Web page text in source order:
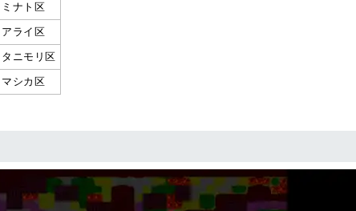
ミナト区
アライ区
タニモリ区
マシカ区